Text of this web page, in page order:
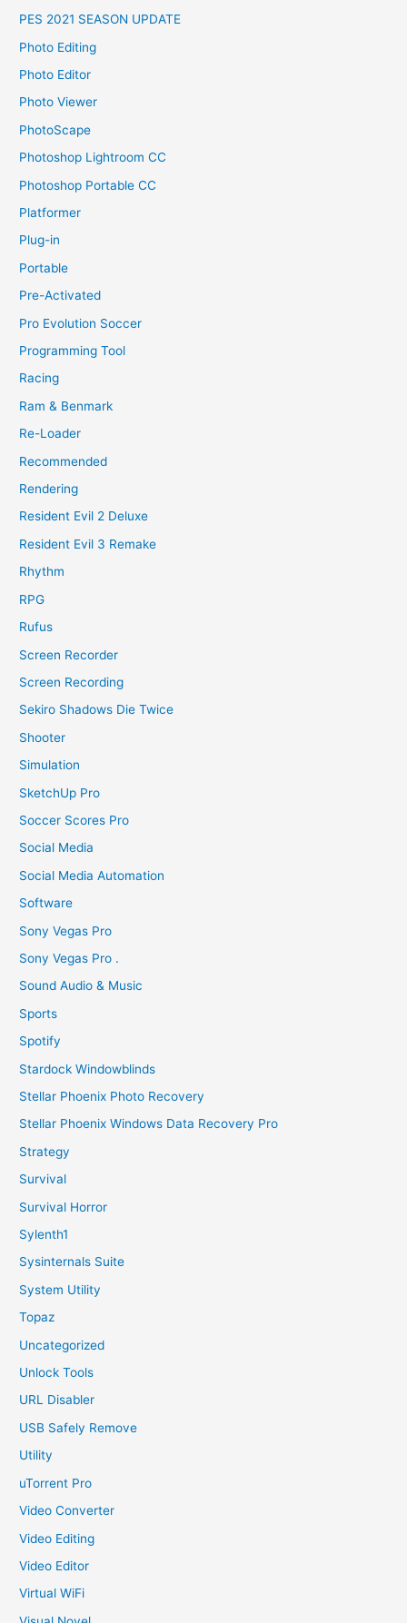
PES 2021 SEASON UPDATE
Photo Editing
Photo Editor
Photo Viewer
PhotoScape
Photoshop Lightroom CC
Photoshop Portable CC
Platformer
Plug-in
Portable
Pre-Activated
Pro Evolution Soccer
Programming Tool
Racing
Ram & Benmark
Re-Loader
Recommended
Rendering
Resident Evil 2 Deluxe
Resident Evil 3 Remake
Rhythm
RPG
Rufus
Screen Recorder
Screen Recording
Sekiro Shadows Die Twice
Shooter
Simulation
SketchUp Pro
Soccer Scores Pro
Social Media
Social Media Automation
Software
Sony Vegas Pro
Sony Vegas Pro .
Sound Audio & Music
Sports
Spotify
Stardock Windowblinds
Stellar Phoenix Photo Recovery
Stellar Phoenix Windows Data Recovery Pro
Strategy
Survival
Survival Horror
Sylenth1
Sysinternals Suite
System Utility
Topaz
Uncategorized
Unlock Tools
URL Disabler
USB Safely Remove
Utility
uTorrent Pro
Video Converter
Video Editing
Video Editor
Virtual WiFi